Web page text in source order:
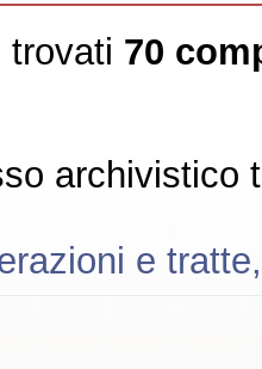
trovati 70
archivistico
e